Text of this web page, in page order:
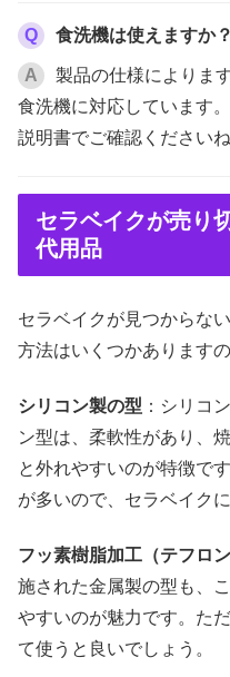
Q 食洗機は使えますか？
A
製品の仕様によりま
食洗機に対応しています
説明書でご確認くださいね
セラベイクが売り
代用品
セラベイクが見つからな
方法はいくつかあります
シリコン製の型 ：シリコ
ン型は、柔軟性があり、
と外れやすいのが特徴で
が多いので、セラベイク
フッ素樹脂加工（テフロ
施された金属製の型も、
やすいのが魅力です。た
て使うと良いでしょう。